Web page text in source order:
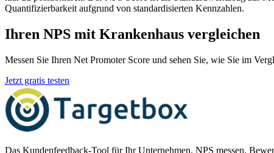
Quantifizierbarkeit aufgrund von standardisierten Kennzahlen.
Ihren NPS mit Krankenhaus vergleichen
Messen Sie Ihren Net Promoter Score und sehen Sie, wie Sie im
Jetzt gratis testen
Das Kundenfeedback-Tool für Ihr Unternehmen. NPS messen,